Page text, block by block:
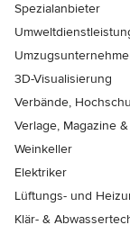
Spezialanbieter
3D-Visualisierung
Verbände,
Verlage, Magazine
Weinkeller
Elektriker
Lüftungs- und
Klär- &